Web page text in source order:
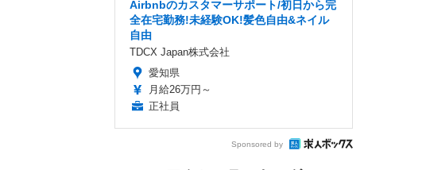
Airbnbのカスタマーサポート/初日から完
全在宅勤務!未経験OK!髪色自由&ネイル
自由
TDCX Japan株式会社
愛知県
月給26万円～
正社員
Sponsored by